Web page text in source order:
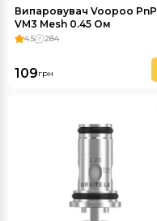
Випаровувач Voopoo PnP
VM3 Mesh 0.45 Ом
4.5 284
109грн